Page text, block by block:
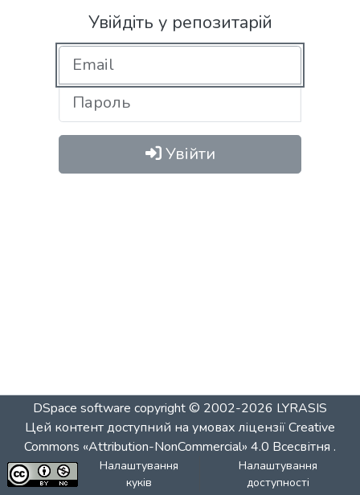
Увійдіть у репозитарій
Увійти
DSpace software copyright © 2002-2026 LYRASIS
Цей контент доступний на умовах ліцензіїCreative
Commons «Attribution-NonCommercial» 4.0 Всесвітня .
Налаштування
куків
Налаштування
доступності